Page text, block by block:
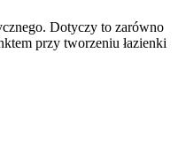
Dotyczy to zarówno
przy tworzeniu łazienki